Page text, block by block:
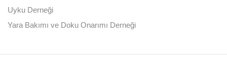
Uyku Derneği
Yara Bakımı ve Doku Onarımı Derneği